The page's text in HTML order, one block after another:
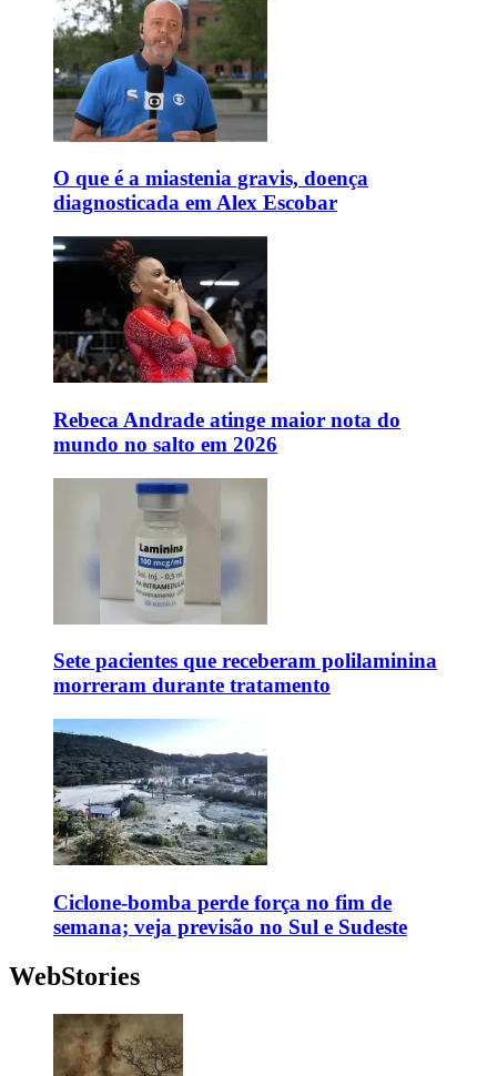
O que é a miastenia gravis, doença
diagnosticada em Alex Escobar
Rebeca Andrade atinge maior nota do
mundo no salto em 2026
Sete pacientes que receberam polilaminina
morreram durante tratamento
Ciclone-bomba perde força no fim de
semana; veja previsão no Sul e Sudeste
WebStories